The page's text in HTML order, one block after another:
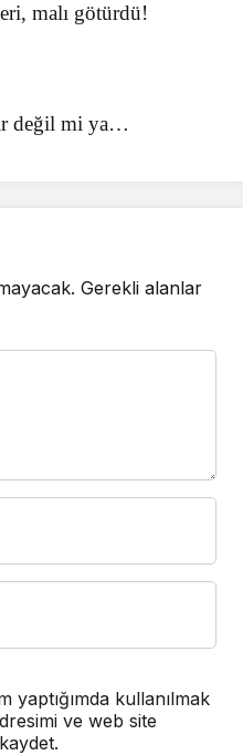
malı götürdü!
değil mi ya…
Gerekli alanlar
yaptığımda kullanılmak
ve web site